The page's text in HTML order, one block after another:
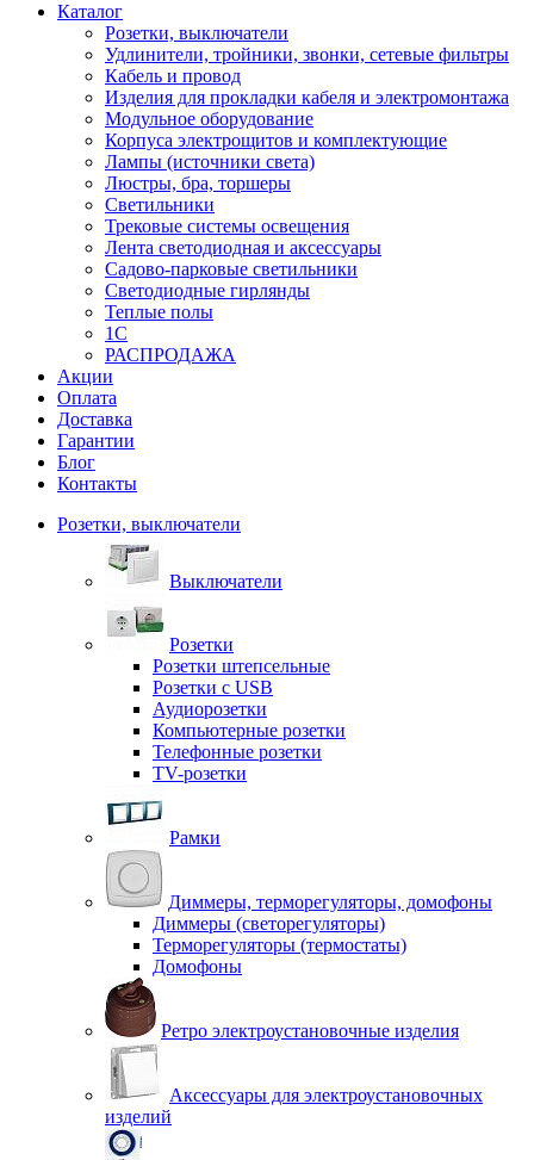
Каталог
Розетки, выключатели
Удлинители, тройники, звонки, сетевые фильтры
Кабель и провод
Изделия для прокладки кабеля и электромонтажа
Модульное оборудование
Корпуса электрощитов и комплектующие
Лампы (источники света)
Люстры, бра, торшеры
Светильники
Трековые системы освещения
Лента светодиодная и аксессуары
Садово-парковые светильники
Светодиодные гирлянды
Теплые полы
1С
РАСПРОДАЖА
Акции
Оплата
Доставка
Гарантии
Блог
Контакты
Розетки, выключатели
Выключатели
Розетки
Розетки штепсельные
Розетки с USB
Аудиорозетки
Компьютерные розетки
Телефонные розетки
TV-розетки
Рамки
Диммеры, терморегуляторы, домофоны
Диммеры (светорегуляторы)
Терморегуляторы (термостаты)
Домофоны
Ретро электроустановочные изделия
Аксессуары для электроустановочных
изделий